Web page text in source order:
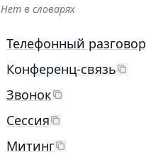
Нет в словарях
Телефонный разговор
Конференц-связь
Звонок
Сессия
Митинг